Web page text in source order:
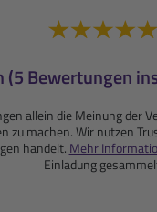
(5 Bewertungen
allein die Meinung
machen. Wir nutzen
handelt. Mehr
Einladung